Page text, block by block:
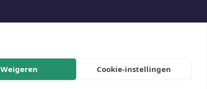
Weigeren Cookie-instellingen
Social